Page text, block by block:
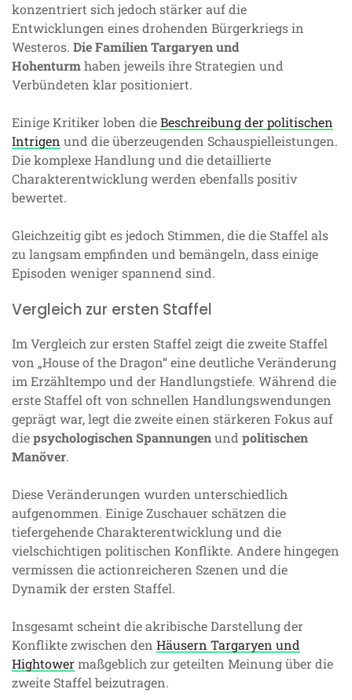
konzentriert sich jedoch stärker auf die
Entwicklungen eines drohenden Bürgerkriegs in
Westeros. Die Familien Targaryen und
Hohenturmhaben jeweils ihre Strategien und
Verbündeten klar positioniert.
Einige Kritiker loben dieBeschreibung der politischen
Intrigen und die überzeugenden Schauspielleistungen.
Die komplexe Handlung und die detaillierte
Charakterentwicklung werden ebenfalls positiv
bewertet.
Gleichzeitig gibt es jedoch Stimmen, die die Staffel als
zu langsam empfinden und bemängeln, dass einige
Episoden weniger spannend sind.
Vergleich zur ersten Staffel
Im Vergleich zur ersten Staffel zeigt die zweite Staffel
von „House of the Dragon“ eine deutliche Veränderung
im Erzähltempo und der Handlungstiefe. Während die
erste Staffel oft von schnellen Handlungswendungen
geprägt war, legt die zweite einen stärkeren Fokus auf
diepsychologischen Spannungenund politischen
Manöver.
Diese Veränderungen wurden unterschiedlich
aufgenommen. Einige Zuschauer schätzen die
tiefergehende Charakterentwicklung und die
vielschichtigen politischen Konflikte. Andere hingegen
vermissen die actionreicheren Szenen und die
Dynamik der ersten Staffel.
Insgesamt scheint die akribische Darstellung der
Konflikte zwischen den Häusern Targaryen und
Hightowermaßgeblich zur geteilten Meinung über die
zweite Staffel beizutragen.